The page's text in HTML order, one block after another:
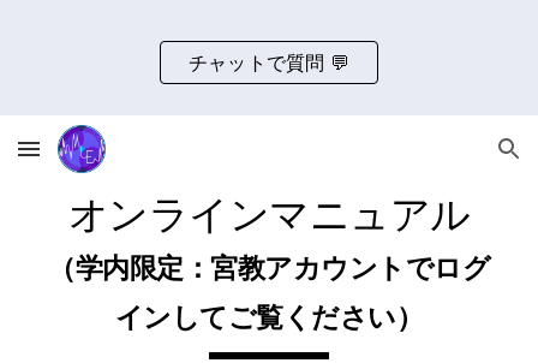
Skip to main content Skip to navigation
チャットで質問 💬
オンラインマニュアル
（学内限定：宮教アカウントでログ
インしてご覧ください）